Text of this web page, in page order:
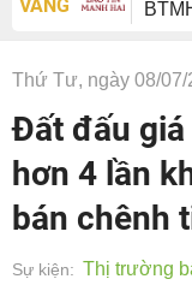
VÀNG
Thứ Tư, ngày 08/07/
Đất đấu giá
hơn 4 lần
bán chênh
Sự kiện: Thị trường